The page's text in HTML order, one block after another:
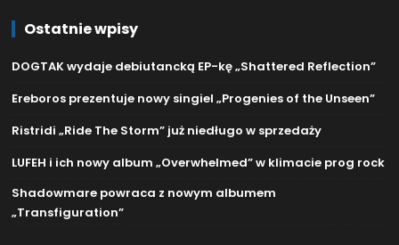
Ostatnie wpisy
DOGTAK wydaje debiutancką EP-kę „Shattered Reflection”
Ereboros prezentuje nowy singiel „Progenies of the Unseen”
Ristridi „Ride The Storm” już niedługo w sprzedaży
LUFEH i ich nowy album „Overwhelmed” w klimacie prog rock
Shadowmare powraca z nowym albumem
„Transfiguration”